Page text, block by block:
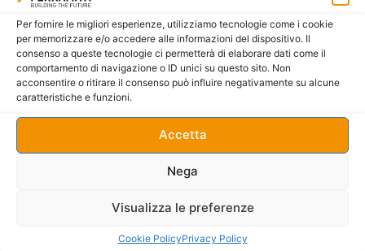
Per fornire le migliori esperienze, utilizziamo tecnologie come i cookie
per memorizzare e/o accedere alle informazioni del dispositivo. Il
consenso a queste tecnologie ci permetterà di elaborare dati come il
comportamento di navigazione o ID unici su questo sito. Non
acconsentire o ritirare il consenso può influire negativamente su alcune
caratteristiche e funzioni.
Accetta
Nega
Visualizza le preferenze
Cookie PolicyPrivacy Policy
FASCI 12 Mt Kg 2500
FASCI 6 Mt Kg 1500
DIAMETRO Ø mm
FASCI 12 Mt Kg 2500
DIAMETRO Ø mm